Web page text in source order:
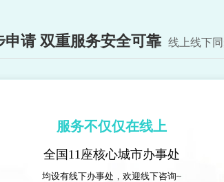
申请 双重服务安全可靠 线上线下
服务不仅仅在线上
全国11座核心城市办事处
均设有线下办事处，欢迎线下咨询~